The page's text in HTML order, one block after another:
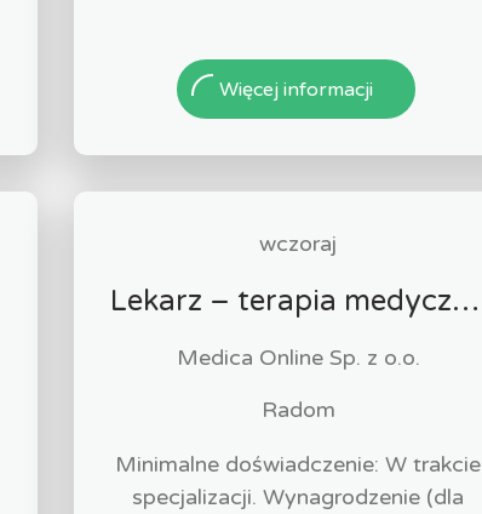
Więcej informacji
wczoraj
Lekarz – terapia medyczną marihuaną
Medica Online Sp. z o.o.
Radom
Minimalne doświadczenie: W trakcie
specjalizacji. Wynagrodzenie (dla